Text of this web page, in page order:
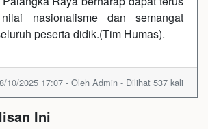
nilai nasionalisme dan semangat
peserta didik.(Tim Humas).
10/2025 17:07 - Oleh Admin - Dilihat 537 kali
Ini